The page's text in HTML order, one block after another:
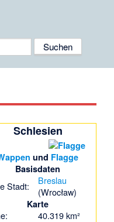
Schlesien
und Flagge
Basisdaten
Stadt:
Breslau
(Wrocław)
Karte
40.319 km²